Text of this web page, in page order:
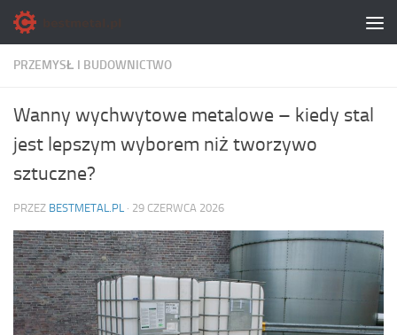
Skip to content
PRZEMYSŁ I BUDOWNICTWO
Wanny wychwytowe metalowe – kiedy stal
jest lepszym wyborem niż tworzywo
sztuczne?
PRZEZ BESTMETAL.PL · 29 CZERWCA 2026